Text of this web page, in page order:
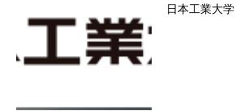
日本工業大学